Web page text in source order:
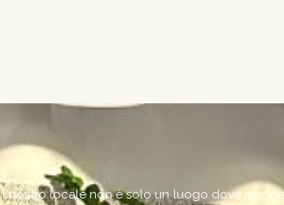
Il nostro locale non è solo un luogo dove